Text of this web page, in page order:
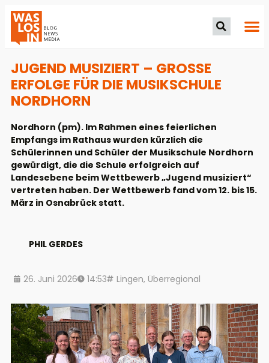
JUGEND MUSIZIERT – GROSSE E
RFOLGE FÜR DIE MUSIKSCHULE N
ORDHORN
Nordhorn (pm). Im Rahmen eines feierlichen
Empfangs im Rathaus wurden kürzlich die
Schülerinnen und Schüler der Musikschule Nordhorn
gewürdigt, die die Schule erfolgreich auf
Landesebene beim Wettbewerb „Jugend musiziert“
vertreten haben. Der Wettbewerb fand vom 12. bis 15.
März in Osnabrück statt.
PHIL GERDES
26. Juni 2026 14:53 Lingen, Überregional